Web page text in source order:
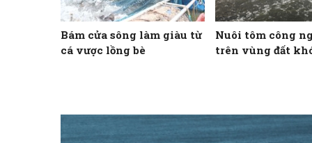
Bám cửa sông làm giàu từ
cá vược lồng bè
Nuôi tôm công
trên vùng đất